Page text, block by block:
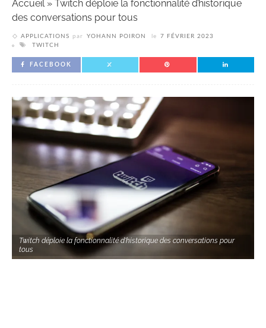
Accueil» Twitch déploie la fonctionnalité d’historique
des conversations pour tous
APPLICATIONS par YOHANN POIRON le
7 FÉVRIER 2023
TWITCH
FACEBOOK
Twitch déploie la fonctionnalité d'historique des conversations pour
tous